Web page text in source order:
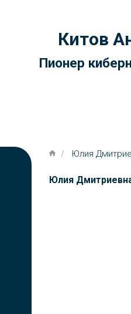
Китов
Пионер
Главная
Юлия
Юлия